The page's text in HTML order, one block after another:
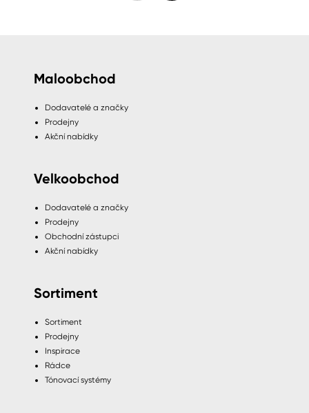
Maloobchod
Dodavatelé a značky
Prodejny
Akční nabídky
Velkoobchod
Dodavatelé a značky
Prodejny
Obchodní zástupci
Akční nabídky
Sortiment
Sortiment
Prodejny
Inspirace
Rádce
Tónovací systémy